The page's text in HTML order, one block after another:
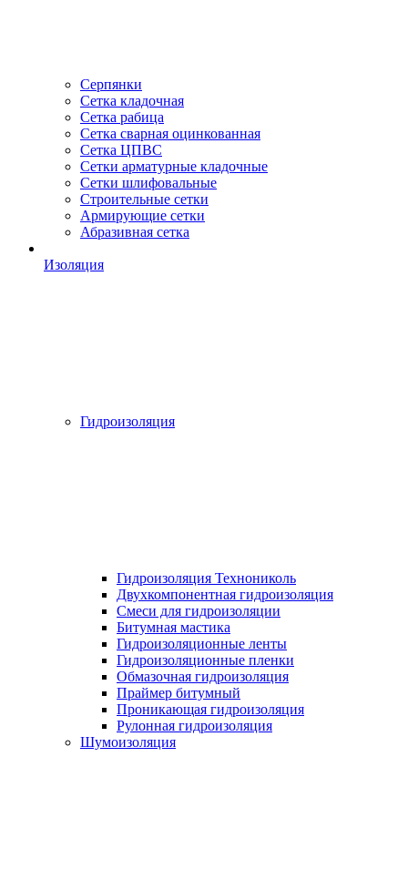
Серпянки
Сетка кладочная
Сетка рабица
Сетка сварная оцинкованная
Сетка ЦПВС
Сетки арматурные кладочные
Сетки шлифовальные
Строительные сетки
Армирующие сетки
Абразивная сетка
Изоляция
Гидроизоляция
Гидроизоляция Технониколь
Двухкомпонентная гидроизоляция
Смеси для гидроизоляции
Битумная мастика
Гидроизоляционные ленты
Гидроизоляционные пленки
Обмазочная гидроизоляция
Праймер битумный
Проникающая гидроизоляция
Рулонная гидроизоляция
Шумоизоляция